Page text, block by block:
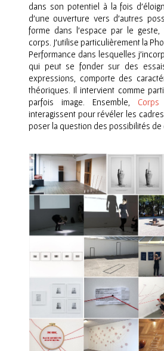
dans son potentiel à la fois
d’une ouverture vers d’autres
forme dans l’espace par le
corps. J’utilise particulièrement la
Performance dans lesquelles
qui peut se fonder sur des
expressions, comporte des
théoriques. Il intervient comme
parfois image. Ensemble, Corps
interagissent pour révéler les
poser la question des possibilités de